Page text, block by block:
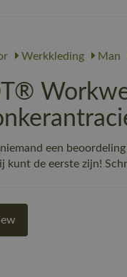
Werkkleding Man
een
kunt de eerste zijn!